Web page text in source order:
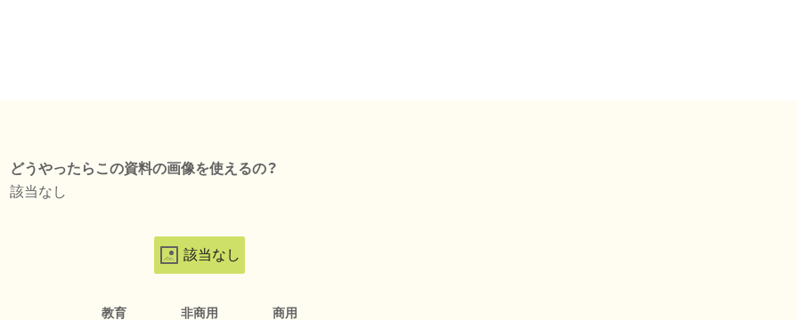
どうやったらこの資料の画像を使えるの？
該当なし
該当なし
教育 非商用 商用